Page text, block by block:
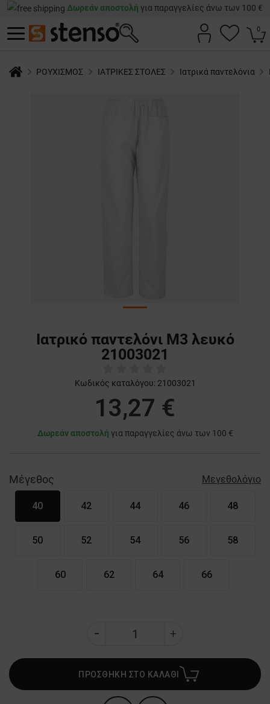
Δωρεάν αποστολή για παραγγελίες άνω των 100 €
0
ΡΟΥΧΙΣΜΟΣ ΙΑΤΡΙΚΕΣ ΣΤΟΛΕΣ Ιατρικά παντελόνια
Ιατρικό παντελόνι M3 λευκό
21003021
Κωδικός καταλόγου: 21003021
13,27 €
Δωρεάν αποστολή για παραγγελίες άνω των 100 €
Μέγεθος Μεγεθολόγιο
40 42 44 46 48
50 52 54 56 58
60 62 64 66
ΠΡΟΣΘΗΚΗ ΣΤΟ ΚΑΛΑΘΙ